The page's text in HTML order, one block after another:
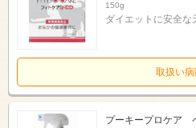
150g
ダイエットに安全な
取扱い
プーキープロケア